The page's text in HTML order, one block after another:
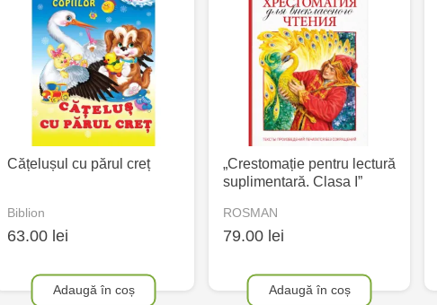
Cățelușul cu părul creț
Biblion
63.00 lei
Adaugă în coș
„Crestomație pentru lectură
suplimentară. Clasa I”
ROSMAN
79.00 lei
Adaugă în coș